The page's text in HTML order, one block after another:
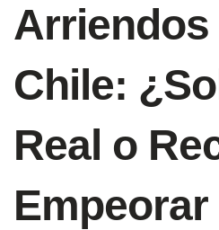
Arriendos
Chile:
Real o